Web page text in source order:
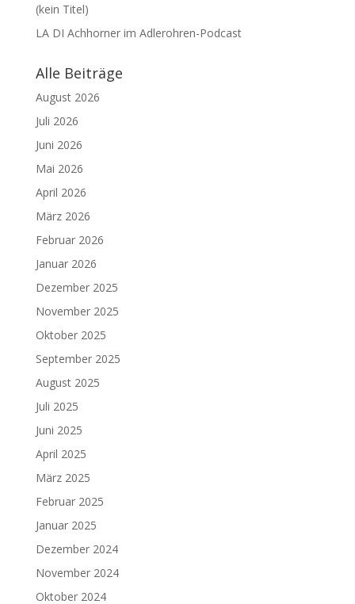
(kein Titel)
LA DI Achhorner im Adlerohren-Podcast
Alle Beiträge
August 2026
Juli 2026
Juni 2026
Mai 2026
April 2026
März 2026
Februar 2026
Januar 2026
Dezember 2025
November 2025
Oktober 2025
September 2025
August 2025
Juli 2025
Juni 2025
April 2025
März 2025
Februar 2025
Januar 2025
Dezember 2024
November 2024
Oktober 2024